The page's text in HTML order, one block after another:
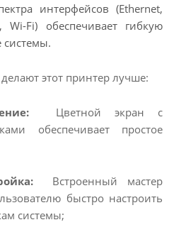
интерфейсов (Ethernet,
Wi-Fi) обеспечивает гибкую
системы.
этот принтер лучше:
Цветной экран с
обеспечивает простое
Встроенный мастер
быстро настроить
системы;